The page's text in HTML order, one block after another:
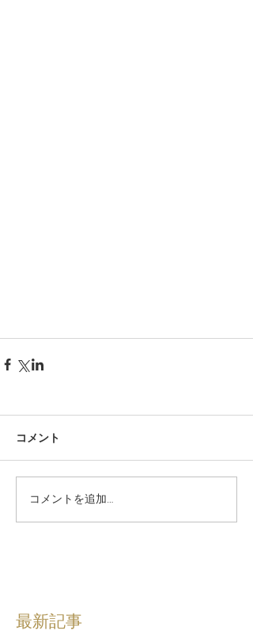
コメント
コメントを追加…
最新記事